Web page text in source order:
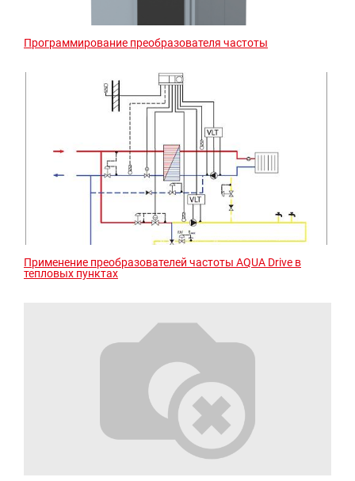
Программирование преобразователя частоты
Применение преобразователей частоты AQUA Drive в
тепловых пунктах